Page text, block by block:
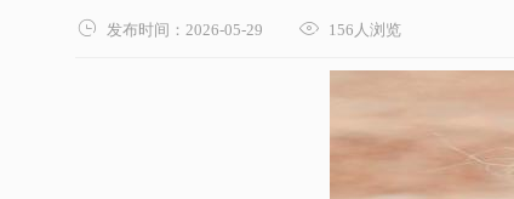
 发布时间：2026-05-29  156人浏览